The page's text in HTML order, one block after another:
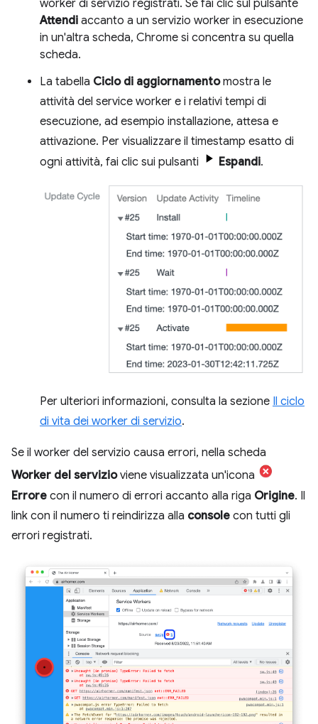
worker di servizio registrati. Se fai clic sul pulsante
Attendi accanto a un servizio worker in esecuzione
in un'altra scheda, Chrome si concentra su quella
scheda.
La tabella Ciclo di aggiornamentomostra le
attività del service worker e i relativi tempi di
esecuzione, ad esempio installazione, attesa e
attivazione. Per visualizzare il timestamp esatto di
ogni attività, fai clic sui pulsanti
Espandi.
Per ulteriori informazioni, consulta la sezione Il ciclo
di vita dei worker di servizio.
Se il worker del servizio causa errori, nella scheda
Worker del servizioviene visualizzata un'icona
Errore con il numero di errori accanto alla riga Origine. Il
link con il numero ti reindirizza alla console con tutti gli
errori registrati.